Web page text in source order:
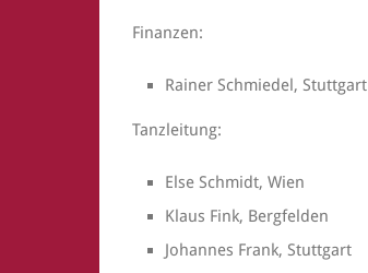
Finanzen:
Rainer Schmiedel, Stuttgart
Tanzleitung:
Else Schmidt, Wien
Klaus Fink, Bergfelden
Johannes Frank, Stuttgart